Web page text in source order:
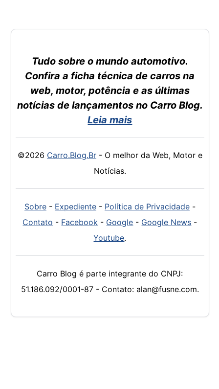
Tudo sobre o mundo automotivo.
Confira a ficha técnica de carros na
web, motor, potência e as últimas
notícias de lançamentos no Carro Blog.
Leia mais
©2026 Carro.Blog.Br- O melhor da Web, Motor e
Notícias.
Sobre- Expediente- Política de Privacidade-
Contato - Facebook - Google - Google News -
Youtube.
Carro Blog é parte integrante do CNPJ:
51.186.092/0001-87 - Contato: alan@fusne.com.